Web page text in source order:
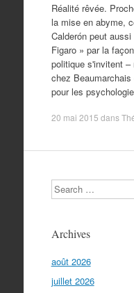
Réalité rêvée.
la mise en abyme,
Calderón peut
Figaro » par la
politique s'invitent
chez
pour les
20 mai 2015 dans
Search
Archives
août 2026
juillet 2026